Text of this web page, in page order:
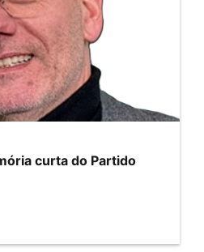
curta do Partido